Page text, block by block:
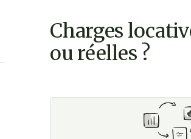
son contenu et son contexte.
Charges
ou réelles ?